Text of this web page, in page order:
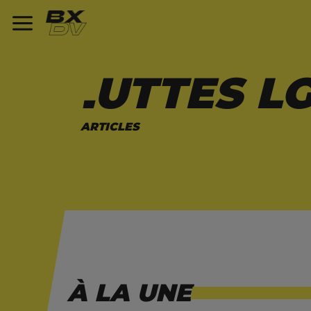
LUTTES
11 ARTICLES
À LA UNE